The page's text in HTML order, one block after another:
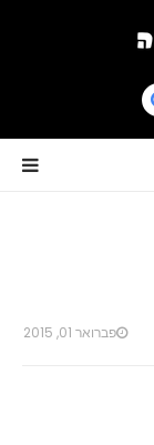
פברואר 01, 2015